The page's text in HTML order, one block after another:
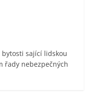
sající lidskou
řady nebezpečných